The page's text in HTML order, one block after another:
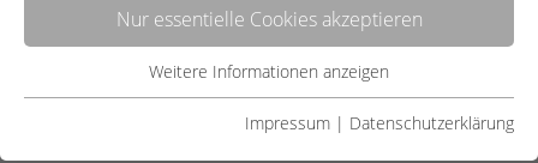
Nur essentielle Cookies akzeptieren
Essentielle Cookies werden für grundlegende Funktionen der
Weitere Informationen anzeigen
Impressum | Datenschutzerklärung